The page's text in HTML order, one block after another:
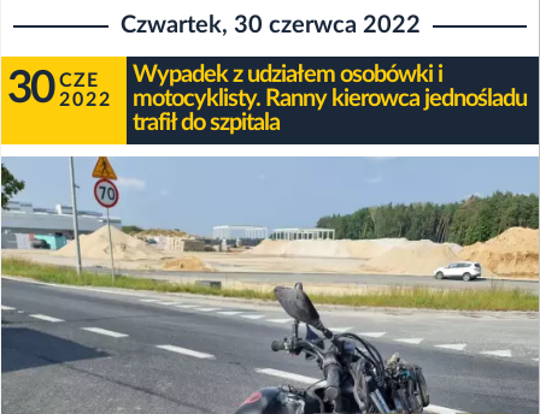
Czwartek, 30 czerwca 2022
30 CZE
2022
Wypadek z udziałem osobówki i
motocyklisty. Ranny kierowca jednośladu
trafił do szpitala